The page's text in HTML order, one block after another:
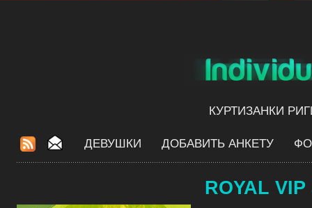
КУРТИЗАНКИ
ДЕВУШКИ ДОБАВИТЬ АНКЕТУ
ROYAL